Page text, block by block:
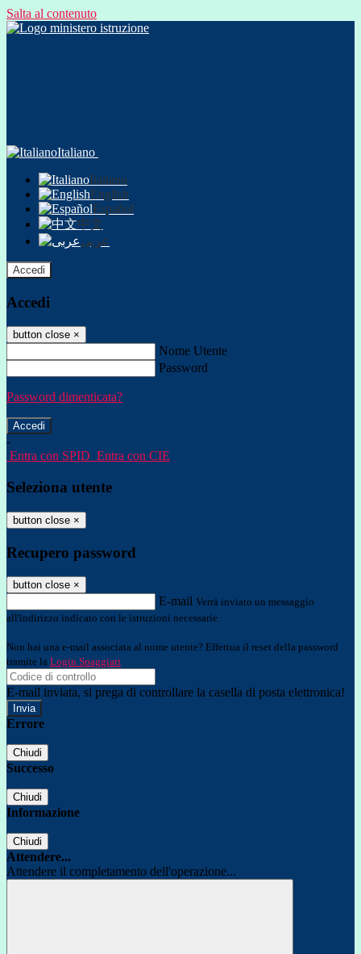
Salta al contenuto
Italiano
Italiano
English
Español
中文
عربى
Accedi
Accedi
button close ×
Nome Utente
Password
Password dimenticata?
-
Entra con SPID Entra con CIE
Seleziona utente
button close ×
Recupero password
button close ×
E-mail Verrà inviato un messaggio
all'indirizzo indicato con le istruzioni necessarie.
Non hai una e-mail associata al nome utente? Effettua il reset della password
tramite la Login Spaggiari
E-mail inviata, si prega di controllare la casella di posta elettronica!
Errore
Chiudi
Successo
Chiudi
Informazione
Chiudi
Attendere...
Attendere il completamento dell'operazione...